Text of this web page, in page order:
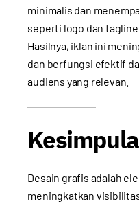
minimalis dan
seperti logo dan
Hasilnya, iklan ini
dan berfungsi efektif
audiens yang relevan.
Desain grafis adalah
meningkatkan